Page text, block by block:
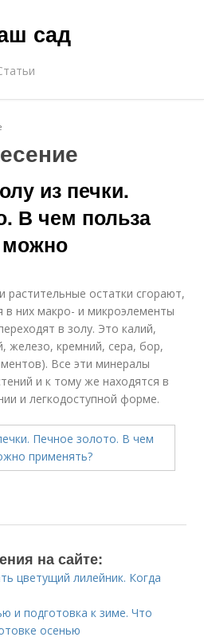
сад
из печки.
В чем польза
можно
растительные остатки сгорают,
в них макро- и микроэлементы
в золу. Это калий,
железо, кремний, сера, бор,
Все эти минералы
и к тому же находятся в
и легкодоступной форме.
на сайте:
цветущий лилейник. Когда
и подготовка к зиме. Что
осенью